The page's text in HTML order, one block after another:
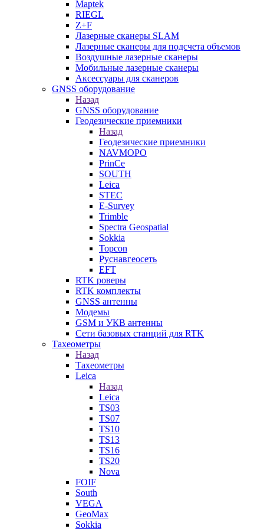
Maptek
RIEGL
Z+F
Лазерные сканеры SLAM
Лазерные сканеры для подсчета объемов
Воздушные лазерные сканеры
Мобильные лазерные сканеры
Аксессуары для сканеров
GNSS оборудование
Назад
GNSS оборудование
Геодезические приемники
Назад
Геодезические приемники
NAVMOPO
PrinCe
SOUTH
Leica
STEC
E-Survey
Trimble
Spectra Geospatial
Sokkia
Topcon
Руснавгеосеть
EFT
RTK роверы
RTK комплекты
GNSS антенны
Модемы
GSM и УКВ антенны
Сети базовых станций для RTK
Тахеометры
Назад
Тахеометры
Leica
Назад
Leica
TS03
TS07
TS10
TS13
TS16
TS20
Nova
FOIF
South
VEGA
GeoMax
Sokkia